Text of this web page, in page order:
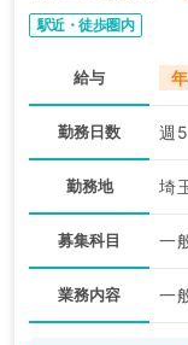
駅近・徒歩圏内
給与
勤務日数 週
勤務地 埼
募集科目 一
業務内容 一